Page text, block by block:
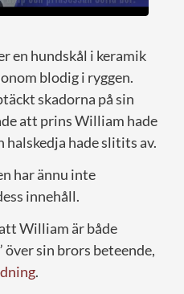
en hundskål i keramik
blodig i ryggen.
skadorna på sin
att prins William hade
halskedja hade slitits av.
har ännu inte
innehåll.
att William är både
över sin brors beteende,
.